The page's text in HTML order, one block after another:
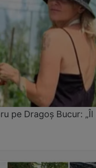
pe Dragoș Bucur: „Îl